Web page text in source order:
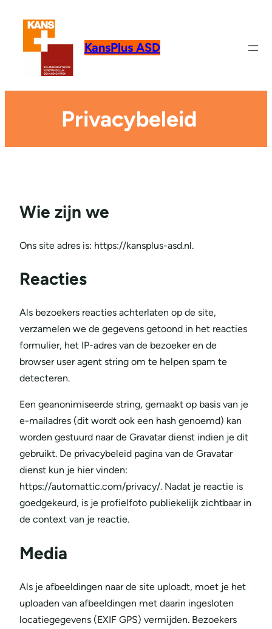
KansPlus ASD
Privacybeleid
Wie zijn we
Ons site adres is: https://kansplus-asd.nl.
Reacties
Als bezoekers reacties achterlaten op de site,
verzamelen we de gegevens getoond in het reacties
formulier, het IP-adres van de bezoeker en de
browser user agent string om te helpen spam te
detecteren.
Een geanonimiseerde string, gemaakt op basis van je
e-mailadres (dit wordt ook een hash genoemd) kan
worden gestuurd naar de Gravatar dienst indien je dit
gebruikt. De privacybeleid pagina van de Gravatar
dienst kun je hier vinden:
https://automattic.com/privacy/. Nadat je reactie is
goedgekeurd, is je profielfoto publiekelijk zichtbaar in
de context van je reactie.
Media
Als je afbeeldingen naar de site uploadt, moet je het
uploaden van afbeeldingen met daarin ingesloten
locatiegegevens (EXIF GPS) vermijden. Bezoekers